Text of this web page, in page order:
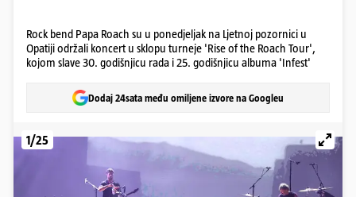
Rock bend Papa Roach su u ponedjeljak na Ljetnoj pozornici u
Opatiji održali koncert u sklopu turneje 'Rise of the Roach Tour',
kojom slave 30. godišnjicu rada i 25. godišnjicu albuma 'Infest'
Dodaj 24sata među omiljene izvore na Googleu
1/25